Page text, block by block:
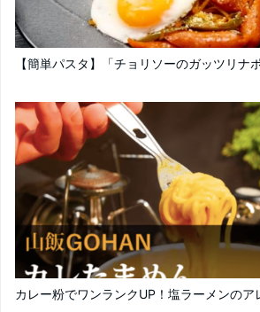
【簡単パスタ】「チョリソーのガッツリナ
カレー粉でワンランクUP！塩ラーメンのア